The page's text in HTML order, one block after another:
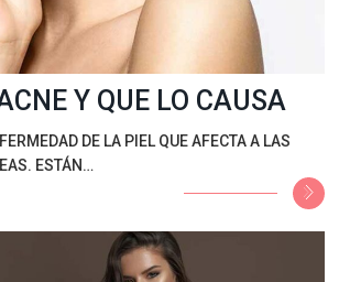
Y QUE LO CAUSA
DE LA PIEL QUE AFECTA A LAS
ESTÁN…